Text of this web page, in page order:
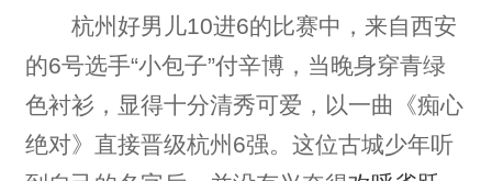
杭州好男儿10进6的比赛中，来自西安
的6号选手“小包子”付辛博，当晚身穿青绿
色衬衫，显得十分清秀可爱，以一曲《痴心
绝对》直接晋级杭州6强。这位古城少年听